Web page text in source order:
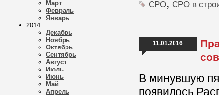
Март
Февраль
Январь
2014
Декабрь
Ноябрь
Октябрь
Сентябрь
Август
Июль
Июнь
Май
Апрель
СРО, СРО в
11.01.2016
В минувшую
появилось